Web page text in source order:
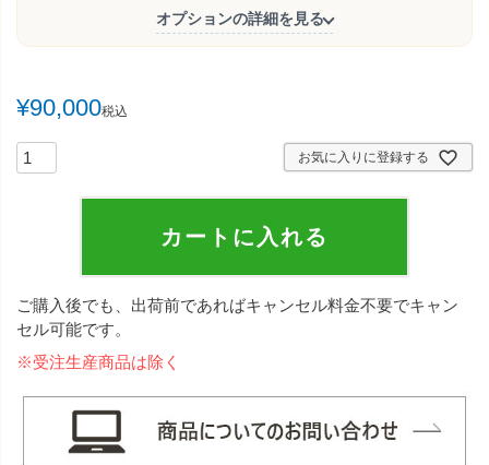
オプションの詳細を見る
¥90,000税込
お気に入りに登録する
カートに入れる
ご購入後でも、出荷前であればキャンセル料金不要でキャン
セル可能です。
※受注生産商品は除く